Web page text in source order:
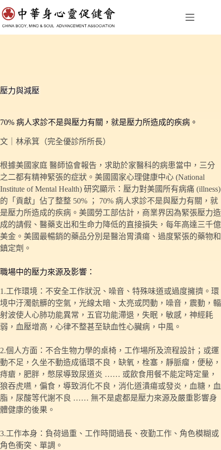
跳
至
主
壓力與減壓
70% 病人求診不是與壓力有關，就是壓力所造成的疾病。
文｜林承箕（完全優診所所長）
根據美國家庭 醫師協會報告，求助於家醫科的病患當中，三分
之二都有精神緊張的症狀。美國國家心理健康中心 (National
Institute of Mental Health) 研究顯示：壓力對美國所有病痛 (illness)
的「貢獻」佔了整整 50% ； 70% 病人求診不是與壓力有關，就
是壓力所造成的疾病。美國勞工部估計，商業界因為緊張壓力造
成的請假、醫藥支出和生命力降低的直接損失，每年高達三千億
美金。美國最暢銷的藥品分別是醫治胃潰瘍、過度緊張的藥物和
鎮定劑。
職場中的壓力來源及影響：
1.工作環境：不安全工作狀況、噪音、特殊味道或過度擁擠。環
境中汙濁骯髒的空氣，光線太暗、太亮或閃動，噪音，震動，輻
射波使人心肺功能異常，五官功能滯退，失眠，敏感，神經耗
弱，血壓增高，心律不整甚至缺血性心臟病，中風。
2.個人方面：不合生物力學的桌椅，工作場所及流程設計；或運
動不足，久坐不動造成循環不良，缺氧，栓塞，靜脈瘤，便秘，
痔瘡，肥胖，憋尿導致尿道炎 …… 或飲食用餐不能定時定量，
狼吞虎嚥，偏食，導致消化不良，消化道潰瘍或發炎，血糖，血
脂，尿酸等代謝不良 …… 無不是處都是壓力來源及嚴重影響身
體健康的後果。
3.工作本身：負荷過重、工作時間過長、夜勤工作、角色模糊或
角色衝突、單調。